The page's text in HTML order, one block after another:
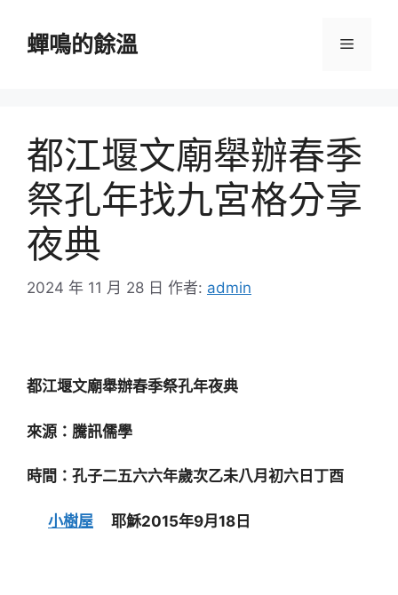
蟬鳴的餘溫 選
都江堰文廟舉辦春季
祭孔年找九宮格分享
夜典
2024 年 11 月 28 日 作者: admin
都江堰文廟舉辦春季祭孔年夜典
來源：騰訊儒學
時間：孔子二五六六年歲次乙未八月初六日丁酉
小樹屋 耶穌2015年9月18日